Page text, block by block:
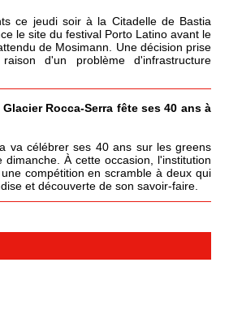
ce jeudi soir à la Citadelle de Bastia
le site du festival Porto Latino avant le
de Mosimann. Une décision prise
d'un problème d'infrastructure
Rocca-Serra fête ses 40 ans à
va célébrer ses 40 ans sur les greens
À cette occasion, l'institution
compétition en scramble à deux qui
et découverte de son savoir-faire.